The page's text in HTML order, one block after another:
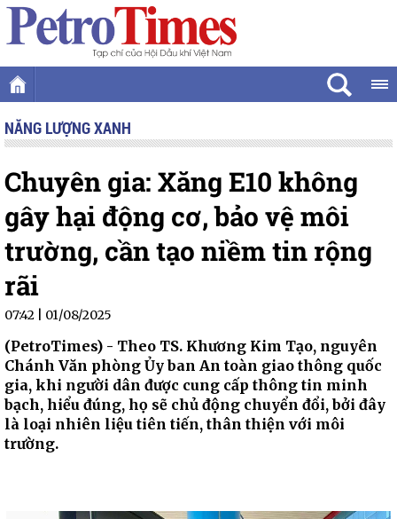
NĂNG LƯỢNG XANH
Chuyên gia: Xăng E10 không
gây hại động cơ, bảo vệ môi
trường, cần tạo niềm tin rộng
rãi
07:42 | 01/08/2025
(PetroTimes) - Theo TS. Khương Kim Tạo, nguyên
Chánh Văn phòng Ủy ban An toàn giao thông quốc
gia, khi người dân được cung cấp thông tin minh
bạch, hiểu đúng, họ sẽ chủ động chuyển đổi, bởi đây
là loại nhiên liệu tiên tiến, thân thiện với môi
trường.